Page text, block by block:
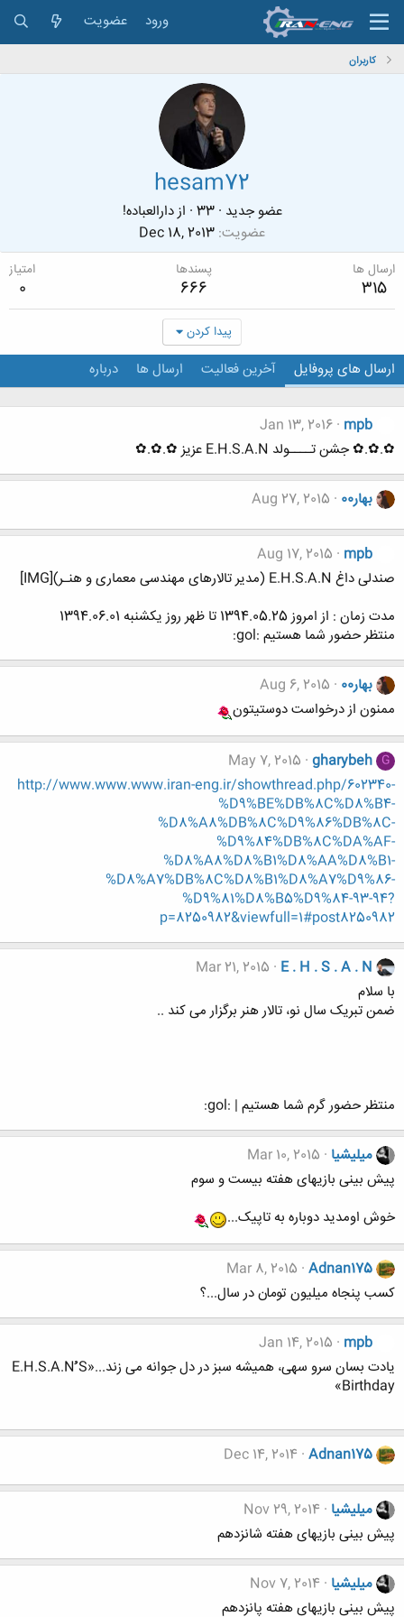
ورود عضویت
کاربران
hesam72
عضو جدید ·
33
· ازدارالعباده!
عضویت Dec 18, 2013
ارسال ها
315
پسندها
666
امتیاز
0
پیدا کردن
ارسال های پروفایل آخرین فعالیت ارسال ها درباره
mpb
Jan 13, 2016
✿.✿.✿ جشن تــــولد E.H.S.A.N عزیز ✿.✿.✿
بهار00 Aug 27, 2015
mpb
Aug 17, 2015
صندلی داغ E.H.S.A.N (مدیر تالارهای مهندسی معماری و هنـر)[IMG]
مدت زمان : از امروز 1394.05.25 تا ظهر روز یکشنبه 1394.06.01
منتظر حضور شما هستیم :gol:
بهار00
Aug 6, 2015
ممنون از درخواست دوستیتون
G
gharybeh
May 7, 2015
http://www.www.www.iran-eng.ir/showthread.php/602340-
%D9%BE%DB%8C%D8%B4-
%D8%A8%DB%8C%D9%86%DB%8C-
%D9%84%DB%8C%DA%AF-
%D8%A8%D8%B1%D8%AA%D8%B1-
%D8%A7%DB%8C%D8%B1%D8%A7%D9%86-
%D9%81%D8%B5%D9%84-93-94?
p=8250982&viewfull=1#post8250982
E . H . S . A . N
Mar 21, 2015
با سلام
ضمن تبریک سال نو، تالار هنر برگزار می کند ..
منتظر حضور گرم شما هستیم | :gol:
میلیشیا Mar 10, 2015
پیش بینی بازیهای هفته بیست و سوم
خوش اومدید دوباره به تاپیک...
Adnan175
Mar 8, 2015
کسب پنجاه میلیون تومان در سال...؟
mpb
Jan 14, 2015
یادت بسان سرو سهی، همیشه سبز در دل جوانه می زند...«E.H.S.A.Nُُُ S
Birthday»
Adnan175
Dec 14, 2014
میلیشیا Nov 29, 2014
پیش بینی بازیهای هفته شانزدهم
میلیشیا Nov 7, 2014
پیش بینی بازیهای هفته پانزدهم